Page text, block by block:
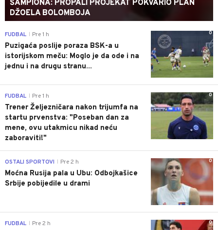
ŠAMPIONA: PROPALI PROJEKAT POKVARIO PLAN
DŽOELA BOLOMBOJA
0
FUDBAL Pre 1 h
Puzigaća poslije poraza BSK-a u
istorijskom meču: Moglo je da ode i na
jednu i na drugu stranu...
0
FUDBAL Pre 1 h
Trener Željezničara nakon trijumfa na
startu prvenstva: "Poseban dan za
mene, ovu utakmicu nikad neću
zaboraviti!"
0
OSTALI SPORTOVI Pre 2 h
Moćna Rusija pala u Ubu: Odbojkašice
Srbije pobijedile u drami
0
FUDBAL Pre 2 h